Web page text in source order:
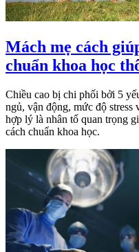
Mách mẹ cách
chuẩn khoa học
Chiều cao bị chi phối bởi 5
ngủ, vận động, mức độ
hợp lý là nhân tố quan trọng
cách chuẩn khoa học.